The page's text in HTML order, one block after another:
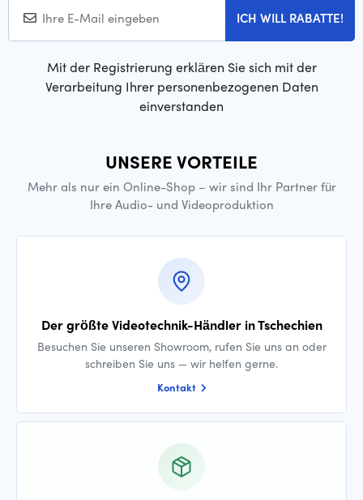
ICH WILL RABATTE!
Mit der Registrierung erklären Sie sich mit der
Verarbeitung Ihrer personenbezogenen Daten
einverstanden
UNSERE VORTEILE
Mehr als nur ein Online-Shop – wir sind Ihr Partner für
Ihre Audio- und Videoproduktion
Der größte Videotechnik-Händler in Tschechien
Besuchen Sie unseren Showroom, rufen Sie uns an oder
schreiben Sie uns — wir helfen gerne.
Kontakt